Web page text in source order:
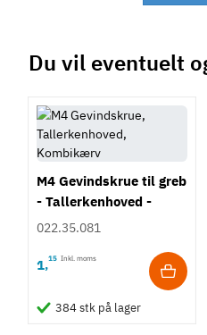
Du vil eventuelt
M4 Gevindskrue til greb
- Tallerkenhoved -
Krydskærv
022.35.081
1,15 Inkl. moms
384 stk på lager